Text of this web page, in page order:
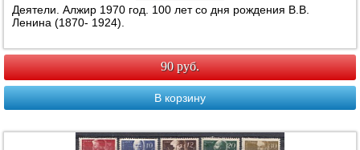
Деятели. Алжир 1970 год. 100 лет со дня рождения В.В.
Ленина (1870- 1924).
90 руб.
В корзину